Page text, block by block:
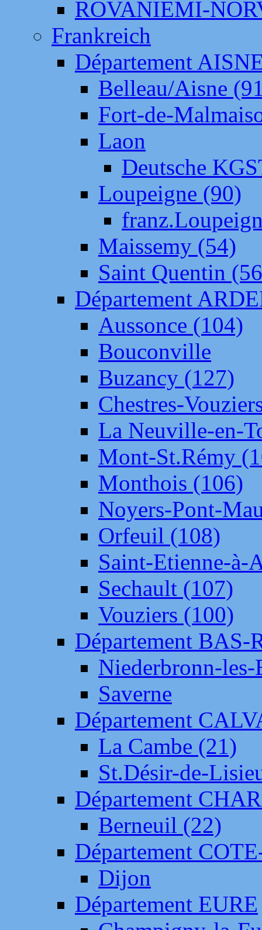
ROVANIEMI-
Frankreich
Département
Belleau/Aisne
Fort-de-
Laon
Deutsche
Loupeigne (90)
Maissemy (54)
Saint Quentin
Département
Aussonce (104)
Bouconville
Buzancy (127)
Chestres-
La Neuville-en-
Mont-St.Rémy
Monthois (106)
Noyers-Pont-
Orfeuil (108)
Saint-Etienne-à-
Sechault (107)
Vouziers (100)
Département BAS-
Niederbronn-
Saverne
Département
La Cambe (21)
St.Désir-de-
Département
Berneuil (22)
Département
Dijon
Département EURE